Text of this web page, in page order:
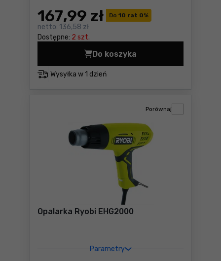
Do 10 rat 0%
167,99 zł
netto: 136,58 zł
Dostępne: 2 szt.
Wysyłka w 1 dzień
Do koszyka
Dmuchawa do rozpalania
Opalarka Ryobi EHG2000
Parametry
Porównaj